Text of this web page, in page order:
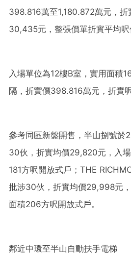
398.816萬至1,180.872萬元，
30,435元，整張價單折實平均呎
入場單位為12樓B室，實用面積
隔，折實價398.816萬元，折實
參考同區新盤開售，半山捌號於
30伙，折實均價29,820元，入
181方呎開放式戶；THE
批涉30伙，折實均價29,998元
面積206方呎開放式戶。
鄰近中環至半山自動扶手電梯